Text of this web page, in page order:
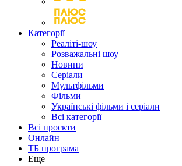
Категорії
Реаліті-шоу
Розважальні шоу
Новини
Серіали
Мультфільми
Фільми
Українські фільми і серіали
Всі категорії
Всі проєкти
Онлайн
ТБ програма
Еще